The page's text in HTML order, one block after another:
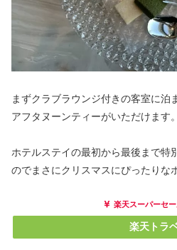
まずクラブラウンジ付きの客室に泊
アフタヌーンティーがいただけます。
ホテルステイの最初から最後まで特
のでまさにクリスマスにぴったりな
楽天スーパーセ
楽天トラ